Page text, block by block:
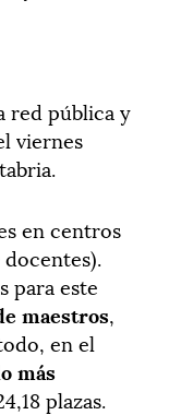
red pública y
viernes
en centros
para este
maestros,
en el
más
plazas.